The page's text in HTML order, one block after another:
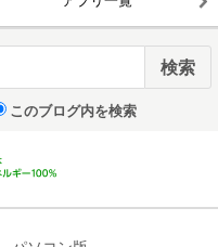
このブログ内を検索